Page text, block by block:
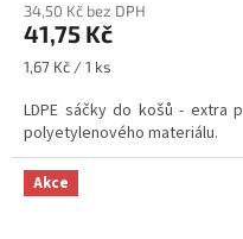
34,50 Kč bez DPH
41,75 Kč
Měrná
1,67 Kč / 1 ks
LDPE sáčky do košů - extra
polyetylenového materiálu.
Akce